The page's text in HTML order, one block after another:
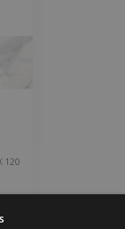
120